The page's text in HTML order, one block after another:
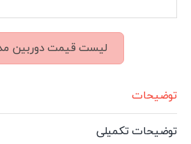
لیست قیمت دوربین
توضیحات
توضیحات تکمیلی